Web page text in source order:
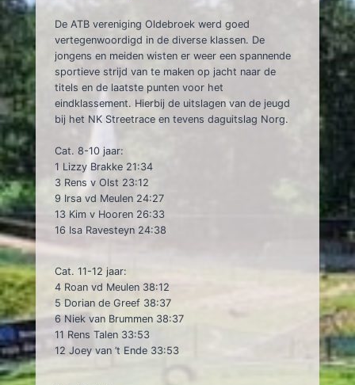
De ATB vereniging Oldebroek werd goed
vertegenwoordigd in de diverse klassen. De
jongens en meiden wisten er weer een spannende
sportieve strijd van te maken op jacht naar de
titels en de laatste punten voor het
eindklassement. Hierbij de uitslagen van de jeugd
bij het NK Streetrace en tevens daguitslag Norg.
Cat. 8-10 jaar:
1 Lizzy Brakke 21:34
3 Rens v Olst 23:12
9 Irsa vd Meulen 24:27
13 Kim v Hooren 26:33
16 Isa Ravesteyn 24:38
Cat. 11-12 jaar:
4 Roan vd Meulen 38:12
5 Dorian de Greef 38:37
6 Niek van Brummen 38:37
11 Rens Talen 33:53
12 Joey van ’t Ende 33:53